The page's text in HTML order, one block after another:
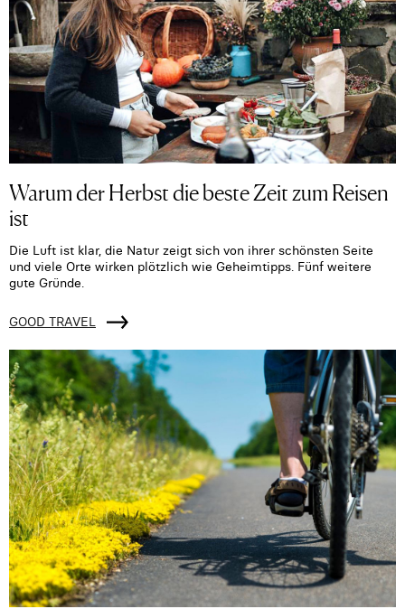
Warum der Herbst die beste Zeit zum Reisen
ist
Die Luft ist klar, die Natur zeigt sich von ihrer schönsten Seite
und viele Orte wirken plötzlich wie Geheimtipps. Fünf weitere
gute Gründe.
GOOD TRAVEL